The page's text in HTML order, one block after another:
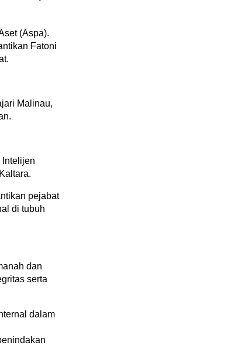
(Aspa).
Fatoni
Malinau,
Intelijen
pejabat
di tubuh
dan
serta
dalam